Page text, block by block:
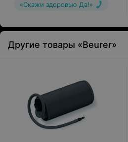
«Скажи здоровью Да!»
Другие товары «Beurer»